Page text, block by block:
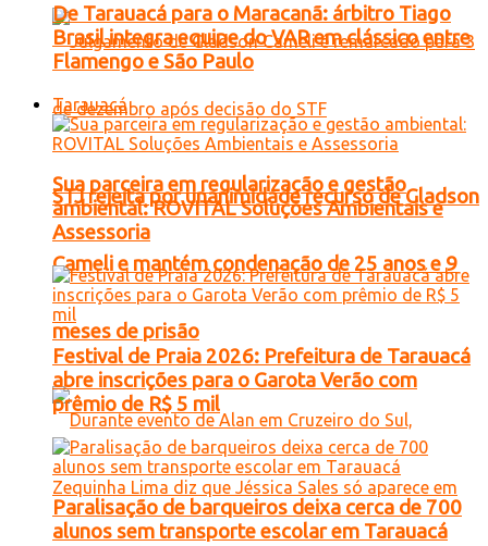
STJ rejeita por unanimidade recurso de Gladson
Cameli e mantém condenação de 25 anos e 9
meses de prisão
De Tarauacá para o Maracanã: árbitro Tiago
Brasil integra equipe do VAR em clássico entre
Flamengo e São Paulo
Tarauacá
Sua parceira em regularização e gestão
ambiental: ROVITAL Soluções Ambientais e
Assessoria
Festival de Praia 2026: Prefeitura de Tarauacá
abre inscrições para o Garota Verão com
prêmio de R$ 5 mil
Paralisação de barqueiros deixa cerca de 700
alunos sem transporte escolar em Tarauacá